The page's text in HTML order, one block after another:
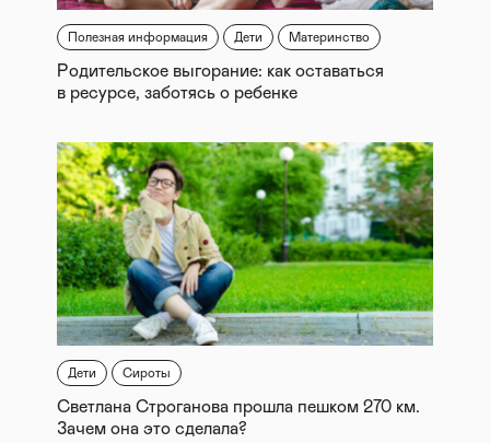
Полезная информация Дети Материнство
Родительское выгорание: как оставаться
в ресурсе, заботясь о ребенке
Дети Сироты
Светлана Строганова прошла пешком 270 км.
Зачем она это сделала?